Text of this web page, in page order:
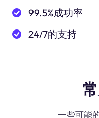
99.5%成功率
24/7的支持
一些可能